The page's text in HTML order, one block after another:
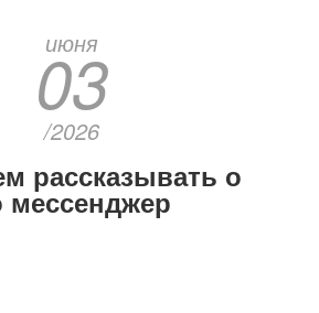
июня
03
/2026
рассказывать о